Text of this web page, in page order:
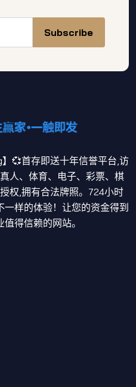
Subscribe
💞首存即送十年信誉平台,访
人、体育、电子、彩票、棋
权,拥有合法牌照。724小时
样的体验！让您的资金得到
得信赖的网站。